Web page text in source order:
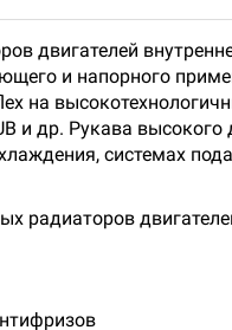
двигателей
и напорного
на
и др. Рукава
системах
радиаторов